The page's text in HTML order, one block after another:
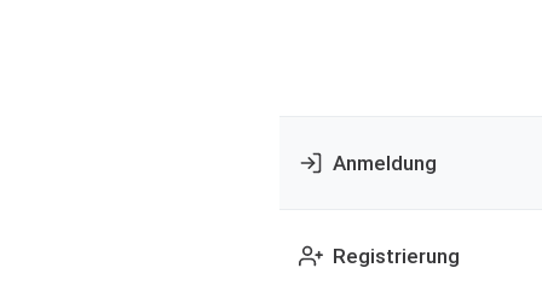
Anmeldung
Registrierung